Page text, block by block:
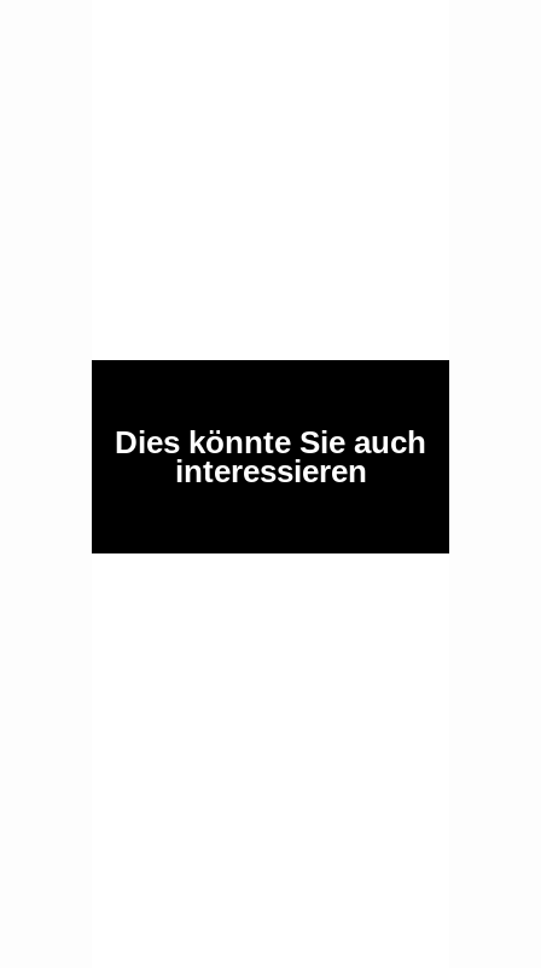
Dies könnte Sie auch
interessieren